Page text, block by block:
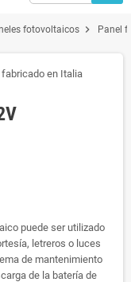
fotovoltaicos chevron_right Panel
puede ser utilizado
letreros o luces
de mantenimiento
de la batería de